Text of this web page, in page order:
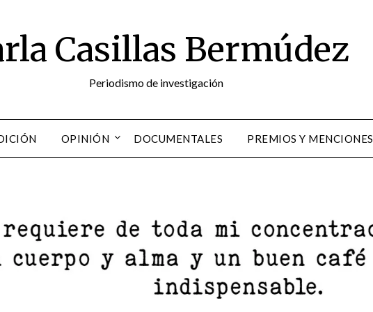
Casillas Bermúdez
Periodismo de investigación
OPINIÓN DOCUMENTALES PREMIOS Y MENCIONES